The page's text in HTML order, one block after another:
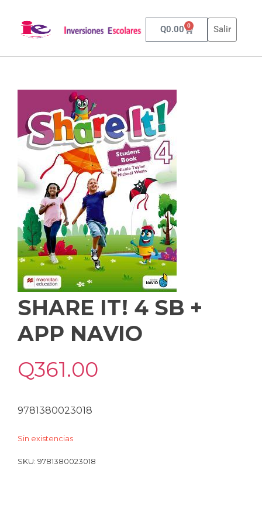
Q0.00 0 Salir
SHARE IT! 4 SB +
APP NAVIO
Q361.00
9781380023018
Sin existencias
SKU: 9781380023018